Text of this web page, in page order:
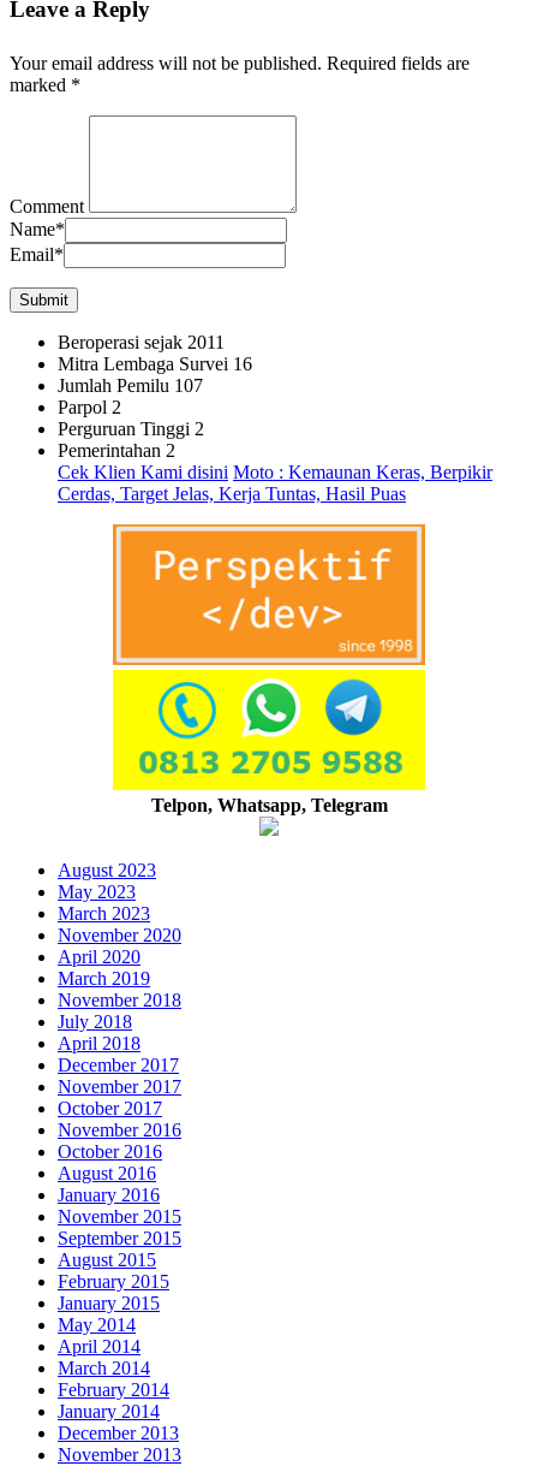
Leave a Reply
Your email address will not be published. Required fields are
marked *
Comment
Name*
Email*
Beroperasi sejak 2011
Mitra Lembaga Survei 16
Jumlah Pemilu 107
Parpol 2
Perguruan Tinggi 2
Pemerintahan 2
Cek Klien Kami disini Moto : Kemaunan Keras, Berpikir
Cerdas, Target Jelas, Kerja Tuntas, Hasil Puas
Telpon, Whatsapp, Telegram
August 2023
May 2023
March 2023
November 2020
April 2020
March 2019
November 2018
July 2018
April 2018
December 2017
November 2017
October 2017
November 2016
October 2016
August 2016
January 2016
November 2015
September 2015
August 2015
February 2015
January 2015
May 2014
April 2014
March 2014
February 2014
January 2014
December 2013
November 2013